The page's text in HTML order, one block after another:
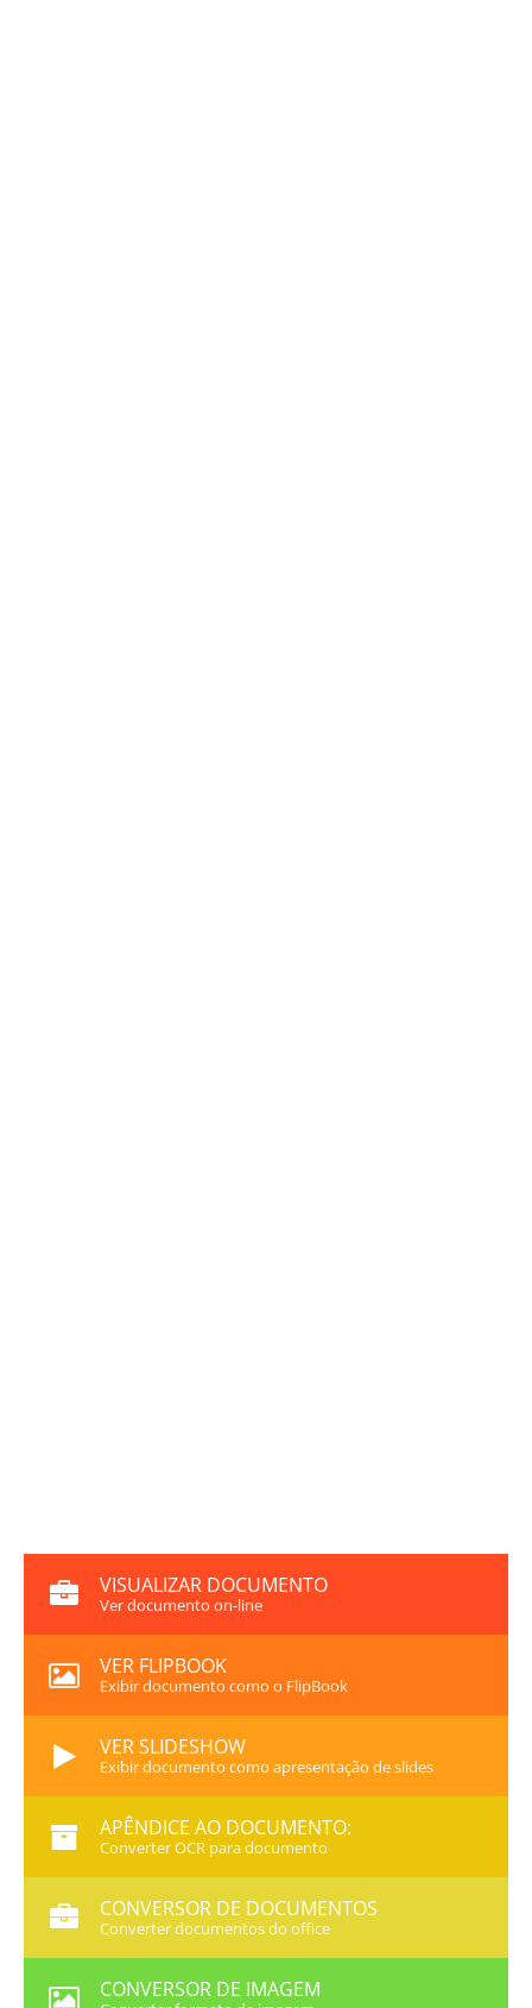
VISUALIZAR DOCUMENTO
Ver documento on-line
VER FLIPBOOK
Exibir documento como o FlipBook
VER SLIDESHOW
Exibir documento como apresentação de slides
APÊNDICE AO DOCUMENTO:
Converter OCR para documento
CONVERSOR DE DOCUMENTOS
Converter documentos do office
CONVERSOR DE IMAGEM